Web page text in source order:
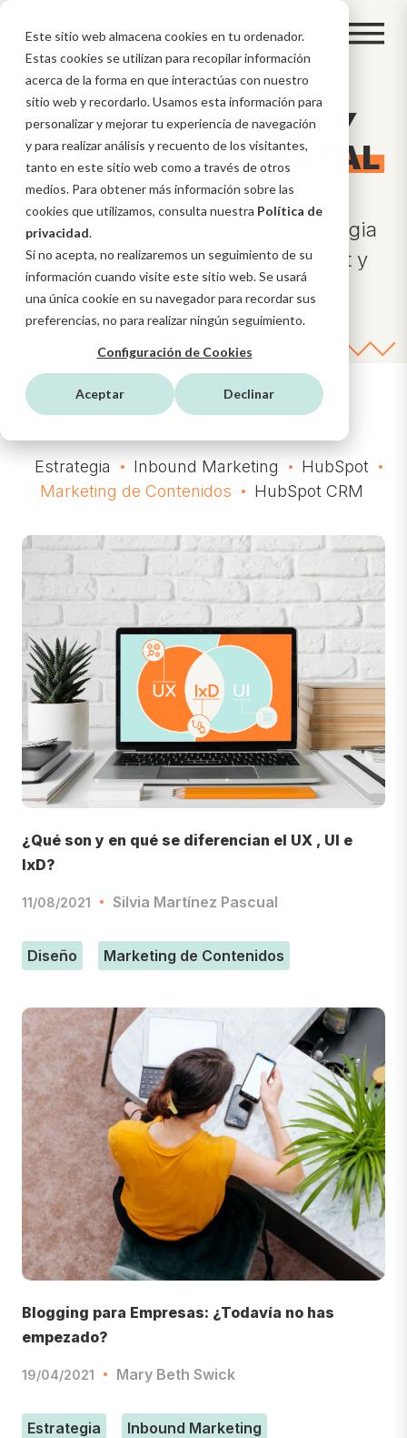
Este sitio web almacena cookies en tu ordenador.
Estas cookies se utilizan para recopilar información
acerca de la forma en que interactúas con nuestro
sitio web y recordarlo. Usamos esta información para
personalizar y mejorar tu experiencia de navegación
y para realizar análisis y recuento de los visitantes,
tanto en este sitio web como a través de otros
medios. Para obtener más información sobre las
cookies que utilizamos, consulta nuestra Política de
privacidad.
Si no acepta, no realizaremos un seguimiento de su
información cuando visite este sitio web. Se usará
una única cookie en su navegador para recordar sus
preferencias, no para realizar ningún seguimiento.
Configuración de Cookies
Aceptar Declinar
BLOG DE IA, CRM Y
ESTRATEGIADIGITAL
Novedades sobre IA, CRM, Estrategia
Digital, funcionalidades HubSpot y
mucho más en nuestro blog
Estrategia Inbound Marketing
HubSpot
Marketing de Contenidos
HubSpot CRM
¿Qué son y en qué se diferencian el UX , UI e
IxD?
11/08/2021 Silvia Martínez Pascual
Diseño Marketing de Contenidos
Blogging para Empresas: ¿Todavía no has
empezado?
19/04/2021 Mary Beth Swick
Estrategia
Inbound Marketing